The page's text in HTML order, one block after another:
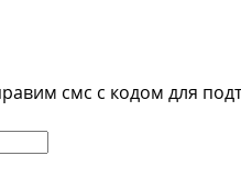
смс с кодом для